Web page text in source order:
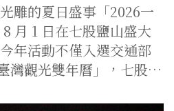
雕的夏日盛事「2026一
月 1 日在七股鹽山盛大
年活動不僅入選交通部
灣觀光雙年曆」，七股…